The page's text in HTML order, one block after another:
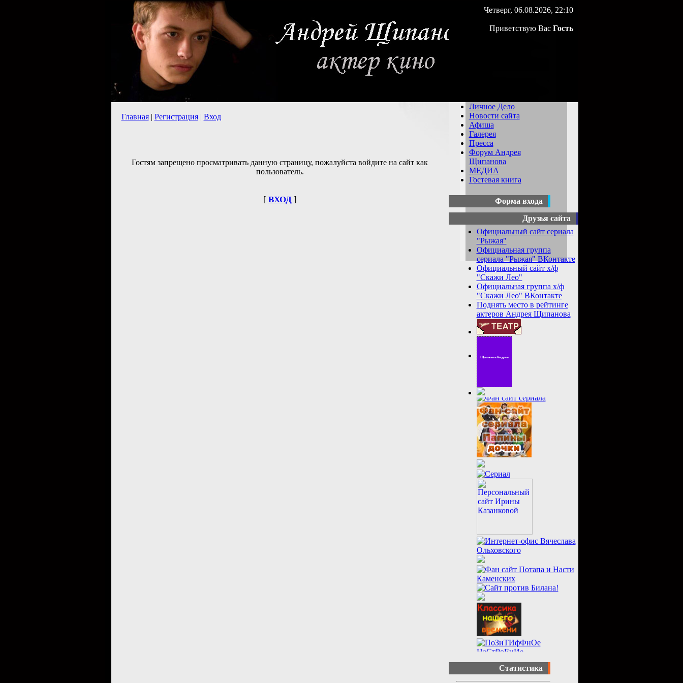
Четверг, 06.08.2026, 22:10
Приветствую Вас Гость
Главная| Регистрация| Вход
Гостям запрещено просматривать данную страницу, пожалуйста войдите на сайт как
пользователь.
[ ВХОД]
Личное Дело
Новости сайта
Афиша
Галерея
Пресса
Форум Андрея
Щипанова
МЕДИА
Гостевая книга
Форма входа
Друзья сайта
Официальный сайт сериала
"Рыжая"
Официальная группа
сериала "Рыжая" ВКонтакте
Официальный сайт х/ф
"Скажи Лео"
Официальная группа х/ф
"Скажи Лео" ВКонтакте
Поднять место в рейтинге
актеров Андрея Щипанова
Статистика